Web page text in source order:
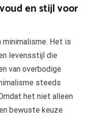
en stijl voor
Het is
levensstijl die
van overbodige
steeds
het niet alleen
bewuste keuze